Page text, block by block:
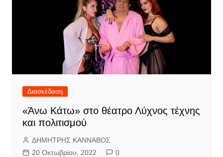
Διασκέδαση
«Άνω Κάτω» στο θέατρο Λύχνος τέχνης
και πολιτισμού
ΔΗΜΗΤΡΗΣ ΚΑΝΝΑΒΟΣ
20 Οκτωβρίου, 2022
0